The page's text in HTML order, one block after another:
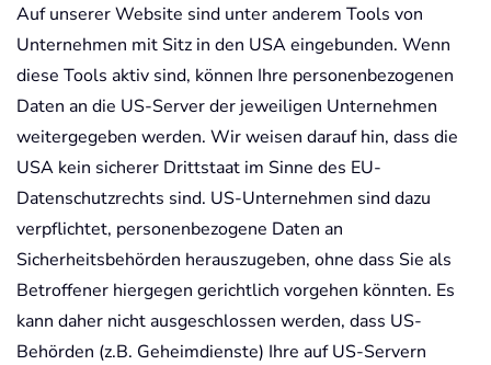
Auf unserer Website sind unter anderem Tools von
Unternehmen mit Sitz in den USA eingebunden. Wenn
diese Tools aktiv sind, können Ihre personenbezogenen
Daten an die US-Server der jeweiligen Unternehmen
weitergegeben werden. Wir weisen darauf hin, dass die
USA kein sicherer Drittstaat im Sinne des EU-
Datenschutzrechts sind. US-Unternehmen sind dazu
verpflichtet, personenbezogene Daten an
Sicherheitsbehörden herauszugeben, ohne dass Sie als
Betroffener hiergegen gerichtlich vorgehen könnten. Es
kann daher nicht ausgeschlossen werden, dass US-
Behörden (z.B. Geheimdienste) Ihre auf US-Servern